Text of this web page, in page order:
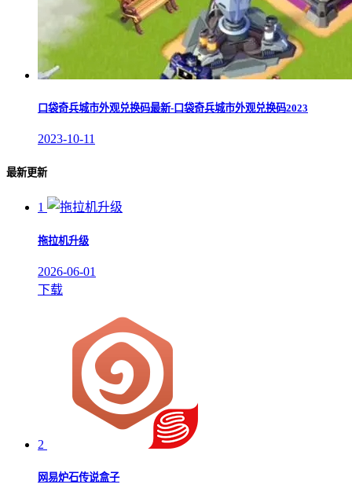
口袋奇兵城市外观兑换码最新-口袋奇兵城市外观兑换码2023
2023-10-11
最新更新
1
拖拉机升级
2026-06-01
下载
2
网易炉石传说盒子